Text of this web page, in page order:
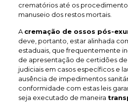
crematórios até os
manuseio dos restos mortais.
A cremação de ossos pós-
deve, portanto, estar alinhada
estaduais, que frequentemente
de apresentação de certidões
judiciais em casos específicos e
ausência de impedimentos
conformidade com estas leis
seja executado de maneira